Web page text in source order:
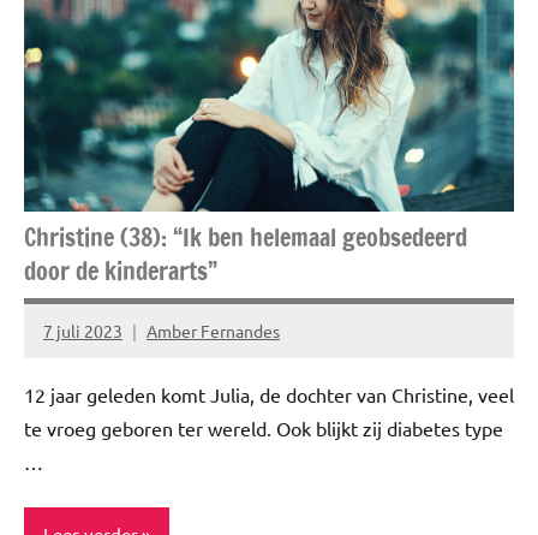
Christine (38): “Ik ben helemaal geobsedeerd
door de kinderarts”
7 juli 2023 Amber Fernandes
Geen
12 jaar geleden komt Julia, de dochter van Christine, veel
te vroeg geboren ter wereld. Ook blijkt zij diabetes type
…